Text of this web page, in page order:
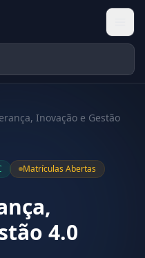
Inovação e Gestão
Matrículas Abertas
4.0